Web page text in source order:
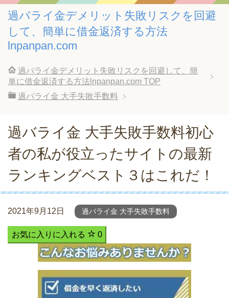
過バライ金デメリット失敗リスクを回避
して、簡単に借金返済する方法
lnpanpan.com
過バライ金デメリット失敗リスクを回避して、簡
単に借金返済する方法lnpanpan.com TOP
過バライ金 大手失敗手数料
過バライ金 大手失敗手数料初心
者の私が役立ったサイトの最新
ランキングベスト３はこれだ！
2021年9月12日 過バライ金 大手失敗手数料
お気に入りに入れる 0